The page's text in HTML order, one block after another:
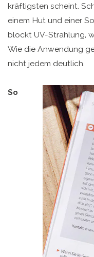
kräftigsten scheint.
einem Hut und einer
blockt UV-Strahlung,
Wie die Anwendung
nicht jedem deutlich.
So